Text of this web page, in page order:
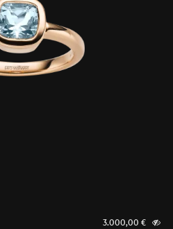
3.000,00 €